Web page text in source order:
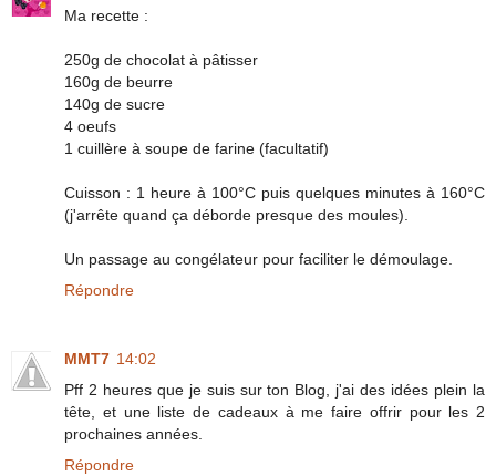
Ma recette :
250g de chocolat à pâtisser
160g de beurre
140g de sucre
4 oeufs
1 cuillère à soupe de farine (facultatif)
Cuisson : 1 heure à 100°C puis quelques minutes à 160°C
(j'arrête quand ça déborde presque des moules).
Un passage au congélateur pour faciliter le démoulage.
Répondre
MMT7 14:02
Pff 2 heures que je suis sur ton Blog, j'ai des idées plein la
tête, et une liste de cadeaux à me faire offrir pour les 2
prochaines années.
Répondre